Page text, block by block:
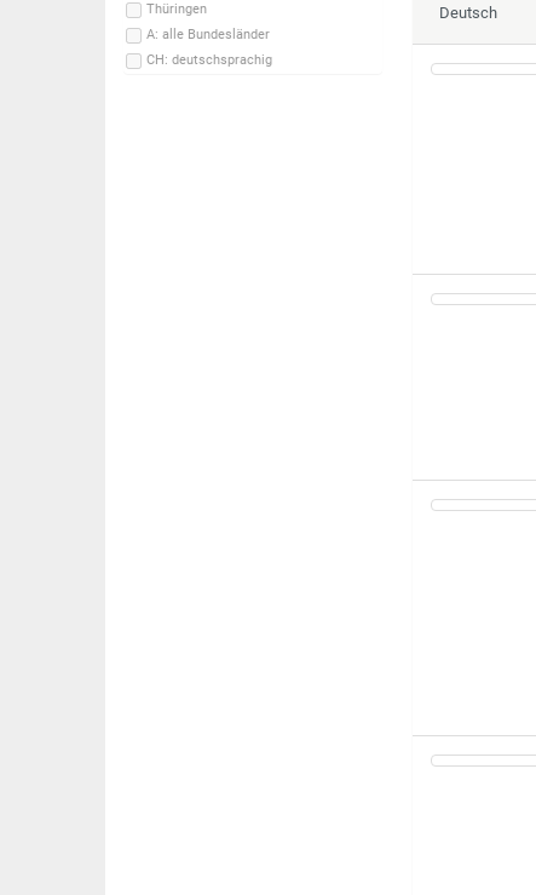
Thüringen
A: alle Bundesländer
CH: deutschsprachig
Deutsch